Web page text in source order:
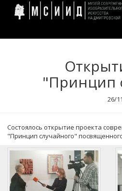
"Принцип
26/
Состоялось открытие проекта
"Принцип случайного"